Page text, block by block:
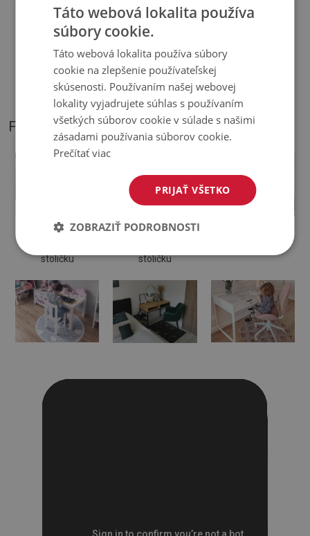
Odtiene Podložky pod stoličku sa môžu líšiť od vizualizácie
Podložka je určená na použitie na tvrdom povrchu. Pri
položení na mäkký povrch sa môže ohnúť a posunúť.
FOTOGRAFIE NÁŠHO PRODUKTU
Ochranná
stoličku
Podložka na
stoličku
Táto webová lokalita používa
súbory cookie.
Táto webová lokalita používa súbory
cookie na zlepšenie používateľskej
skúsenosti. Používaním našej webovej
lokality vyjadrujete súhlas s používaním
všetkých súborov cookie v súlade s našimi
zásadami používania súborov cookie.
Prečítať viac
PRIJAŤ VŠETKO
ZOBRAZIŤ PODROBNOSTI